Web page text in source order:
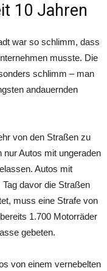
10 Jahren
war so schlimm, dass
musste. Die
schlimm – man
andauernden
von den Straßen zu
Autos mit ungeraden
Autos mit
davor die Straßen
muss eine Strafe von
1.700 Motorräder
gebeten.
von einem vernebelten